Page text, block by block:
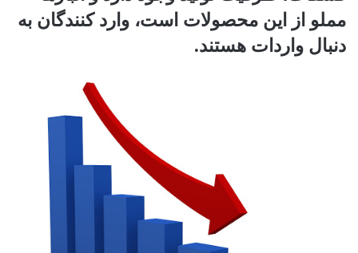
مملو از این محصولات است، وارد کنندگان به
دنبال واردات هستند.